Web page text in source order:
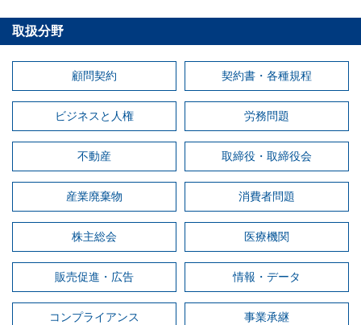
取扱分野
顧問契約 契約書・各種規程
ビジネスと人権 労務問題
不動産 取締役・取締役会
産業廃棄物 消費者問題
株主総会 医療機関
販売促進・広告 情報・データ
コンプライアンス 事業承継